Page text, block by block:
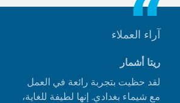
آراء العملاء
ريتا أشمار
لقد حظيت بتجربة رائعة في العمل
مع شيماء بغدادي. إنها لطيفة للغاية،